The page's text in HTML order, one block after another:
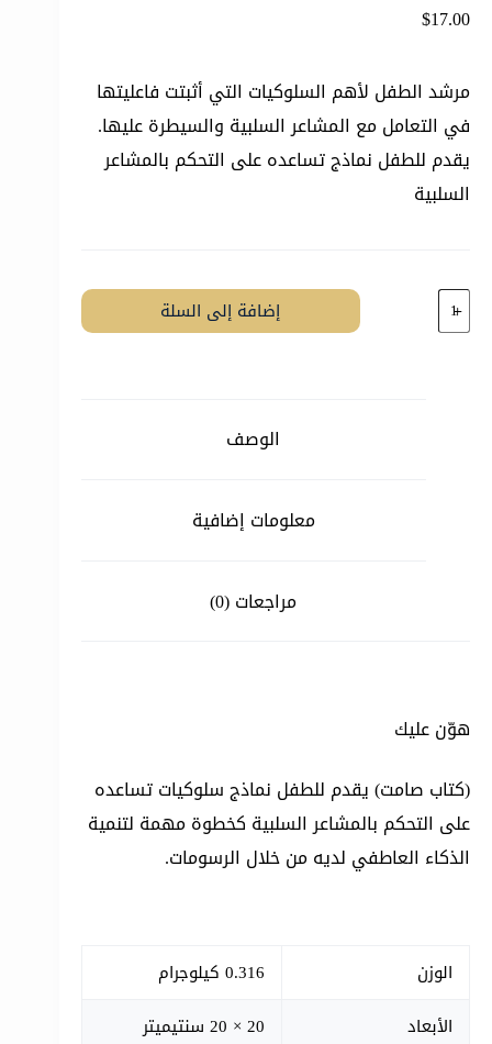
$17.00
مرشد الطفل لأهم السلوكيات التي أثبتت فاعليتها
في التعامل مع المشاعر السلبية والسيطرة عليها.
يقدم للطفل نماذج تساعده على التحكم بالمشاعر
السلبية
كمية
هوّن
إضافة إلى السلة
الوصف
معلومات إضافية
مراجعات (0)
هوّن عليك
(كتاب صامت) يقدم للطفل نماذج سلوكيات تساعده
على التحكم بالمشاعر السلبية كخطوة مهمة لتنمية
الذكاء العاطفي لديه من خلال الرسومات.
الوزن
0.316 كيلوجرام
الأبعاد
20 × 20 سنتيميتر